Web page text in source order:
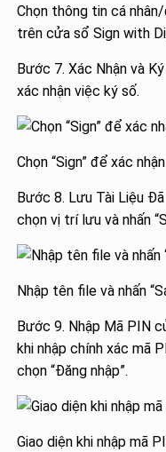
Chọn thông tin cá
trên cửa sổ Sign with
Bước 7. Xác Nhận và
xác nhận việc ký số.
Chọn “Sign” để xác
Bước 8. Lưu Tài Liệu
chọn vị trí lưu và nhấn
Nhập tên file và nhấn
Bước 9. Nhập Mã PIN
khi nhập chính xác mã
chọn “Đăng nhập”.
Giao diện khi nhập mã